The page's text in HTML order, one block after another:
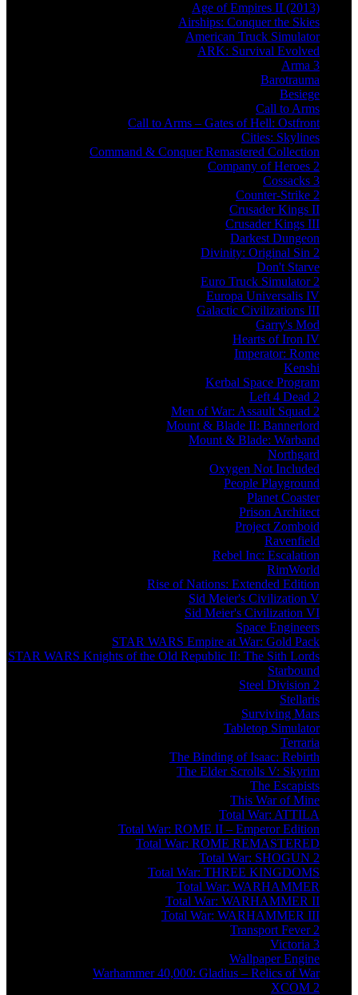
Age of Empires II (2013)
Airships: Conquer the Skies
American Truck Simulator
ARK: Survival Evolved
Arma 3
Barotrauma
Besiege
Call to Arms
Call to Arms – Gates of Hell: Ostfront
Cities: Skylines
Command & Conquer Remastered Collection
Company of Heroes 2
Cossacks 3
Counter-Strike 2
Crusader Kings II
Crusader Kings III
Darkest Dungeon
Divinity: Original Sin 2
Don't Starve
Euro Truck Simulator 2
Europa Universalis IV
Galactic Civilizations III
Garry's Mod
Hearts of Iron IV
Imperator: Rome
Kenshi
Kerbal Space Program
Left 4 Dead 2
Men of War: Assault Squad 2
Mount & Blade II: Bannerlord
Mount & Blade: Warband
Northgard
Oxygen Not Included
People Playground
Planet Coaster
Prison Architect
Project Zomboid
Ravenfield
Rebel Inc: Escalation
RimWorld
Rise of Nations: Extended Edition
Sid Meier's Civilization V
Sid Meier's Civilization VI
Space Engineers
STAR WARS Empire at War: Gold Pack
STAR WARS Knights of the Old Republic II: The Sith Lords
Starbound
Steel Division 2
Stellaris
Surviving Mars
Tabletop Simulator
Terraria
The Binding of Isaac: Rebirth
The Elder Scrolls V: Skyrim
The Escapists
This War of Mine
Total War: ATTILA
Total War: ROME II – Emperor Edition
Total War: ROME REMASTERED
Total War: SHOGUN 2
Total War: THREE KINGDOMS
Total War: WARHAMMER
Total War: WARHAMMER II
Total War: WARHAMMER III
Transport Fever 2
Victoria 3
Wallpaper Engine
Warhammer 40,000: Gladius – Relics of War
XCOM 2